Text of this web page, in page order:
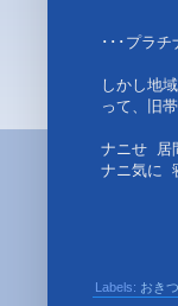
･･･プラ
しかし地
って、旧
ナニせ 居
ナニ気に
Labels: おき